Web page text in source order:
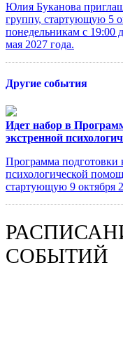
Юлия Буканова
группу, стартующую 5
понедельникам с 19:00
мая 2027 года.
Другие события
Идет набор в
экстренной
Программа подготовки
психологической
стартующую 9 октября
СОБЫТИЙ